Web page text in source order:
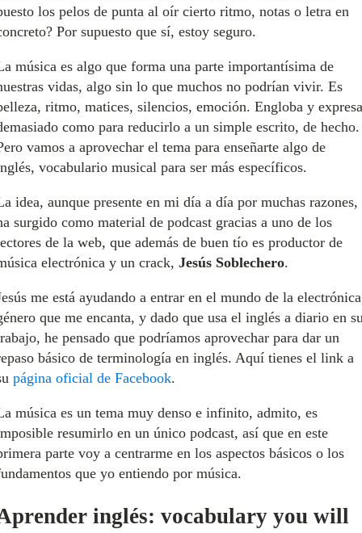
los pelos de punta al oír cierto ritmo, notas o letra en
Por supuesto que sí, estoy seguro.
música es algo que forma una parte importantísima de
vidas, algo sin lo que muchos no podrían vivir. Es
ritmo, matices, silencios, emoción. Engloba y expresa
como para reducirlo a un simple escrito, de hecho.
vamos a aprovechar el tema para enseñarte algo de
vocabulario musical para ser más específicos.
idea, aunque presente en mi día a día por muchas razones,
surgido como material de podcast gracias a uno de los
de la web, que además de buen tío es productor de
electrónica y un crack, Jesús Soblechero.
me está ayudando a entrar en el mundo de la
que me encanta, y dado que usa el inglés a diario en
he pensado que podríamos aprovechar para dar un
básico de terminología en inglés. Aquí tienes el link a
página oficial de Facebook.
música es un tema muy denso e infinito, admito, es
resumirlo en un único podcast, así que en este
parte voy a centrarme en los aspectos básicos o los
que yo entiendo por música.
inglés: vocabulary you will